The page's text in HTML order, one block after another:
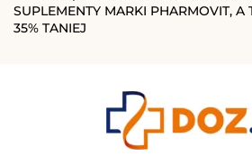
SUPLEMENTY MARKI PHARMOVIT, A
35% TANIEJ